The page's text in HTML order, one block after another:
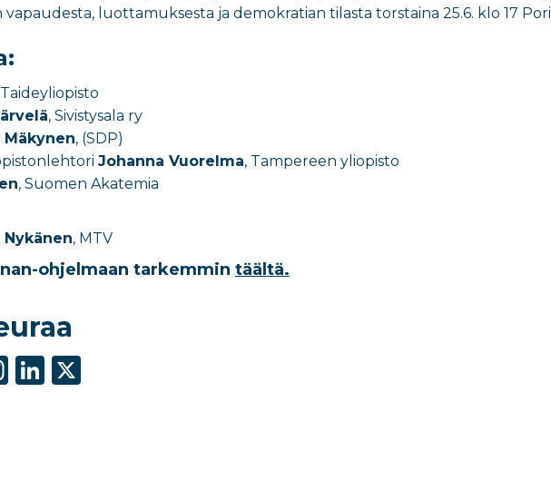
luottamuksesta ja demokratian tilasta torstaina 25.6. klo 17
Taideyliopisto
, Sivistysala ry
Mäkynen, (SDP)
Johanna Vuorelma, Tampereen yliopisto
, Suomen Akatemia
Nykänen, MTV
ohjelmaan tarkemmin täältä.
In Li X